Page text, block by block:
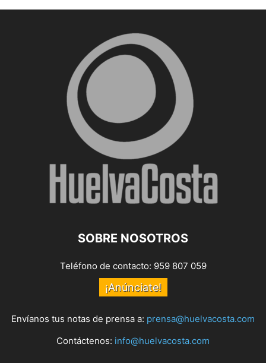
SOBRE NOSOTROS
Teléfono de contacto: 959 807 059
¡Anúnciate!
Envíanos tus notas de prensa a: prensa@huelvacosta.com
Contáctenos: info@huelvacosta.com